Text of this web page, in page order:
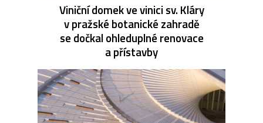
Viniční domek ve vinici sv. Kláry
v pražské botanické zahradě
se dočkal ohleduplné renovace
a přístavby